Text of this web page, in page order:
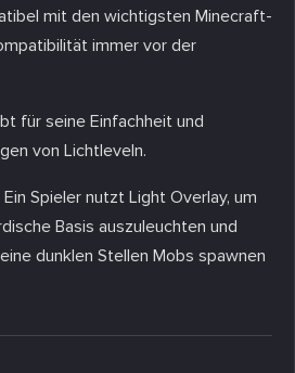
mit den wichtigsten Minecraft-
immer vor der
für seine Einfachheit und
von Lichtleveln.
Ein Spieler nutzt Light Overlay, um
Basis auszuleuchten und
dunklen Stellen Mobs spawnen